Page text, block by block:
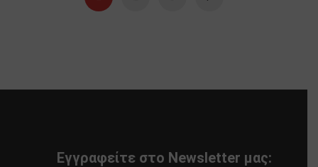
Εγγραφείτε στο Newsletter μας: